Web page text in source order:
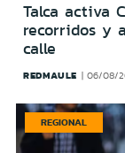
Talca activa
recorridos y
calle
REDMAULE 06/08/
REGIONAL